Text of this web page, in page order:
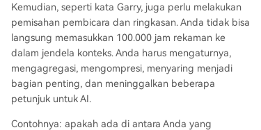
Kemudian, seperti kata Garry, juga perlu melakukan
pemisahan pembicara dan ringkasan. Anda tidak bisa
langsung memasukkan 100.000 jam rekaman ke
dalam jendela konteks. Anda harus mengaturnya,
mengagregasi, mengompresi, menyaring menjadi
bagian penting, dan meninggalkan beberapa
petunjuk untuk AI.
Contohnya: apakah ada di antara Anda yang